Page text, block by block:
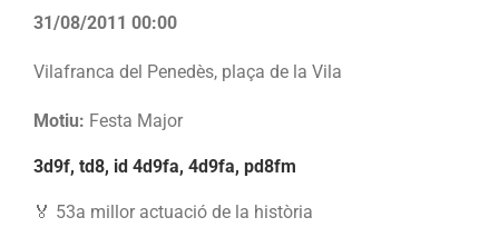
31/08/2011 00:00
Vilafranca del Penedès, plaça de la Vila
Motiu: Festa Major
3d9f, td8, id 4d9fa, 4d9fa, pd8fm
🏅 53a millor actuació de la història